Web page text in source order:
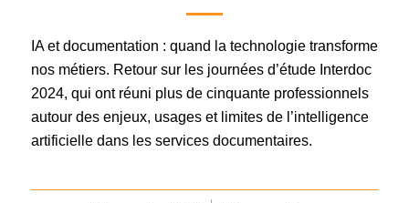
IA et documentation : quand la technologie transforme
nos métiers. Retour sur les journées d’étude Interdoc
2024, qui ont réuni plus de cinquante professionnels
autour des enjeux, usages et limites de l’intelligence
artificielle dans les services documentaires.